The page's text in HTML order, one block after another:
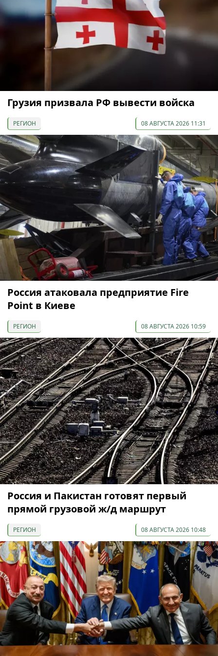
Грузия призвала РФ вывести войска
РЕГИОН 08 АВГУСТА 2026 11:31
Россия атаковала предприятие Fire
Point в Киеве
РЕГИОН 08 АВГУСТА 2026 10:59
Россия и Пакистан готовят первый
прямой грузовой ж/д маршрут
РЕГИОН 08 АВГУСТА 2026 10:48